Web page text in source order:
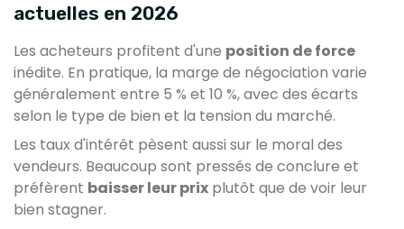
actuelles en 2026
Les acheteurs profitent d'une position de force
inédite. En pratique, la marge de négociation varie
généralement entre 5 % et 10 %, avec des écarts
selon le type de bien et la tension du marché.
Les taux d'intérêt pèsent aussi sur le moral des
vendeurs. Beaucoup sont pressés de conclure et
préfèrent baisser leur prix plutôt que de voir leur
bien stagner.